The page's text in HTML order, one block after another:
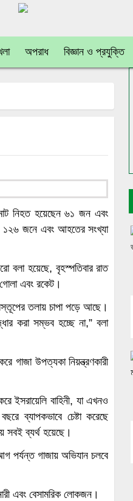
অপরাধ বিজ্ঞান ও প্রযুক্তি
নিহত হয়েছেন ৬১ জন এবং
জনে এবং আহতের সংখ্যা
বলা হয়েছে, বৃহস্পতিবার রাত
এবং রকেট।
তলায় চাপা পড়ে আছে।
করা সম্ভব হচ্ছে না,” বলা
গাজা উপত্যকা নিয়ন্ত্রণকারী
ইসরায়েলি বাহিনী, যা এখনও
ব্যাপকভাবে চেষ্টা করেছে
সবই ব্যর্থ হয়েছে।
আগ পর্যন্ত গাজায় অভিযান চলবে
এবং বেসামরিক লোকজন।